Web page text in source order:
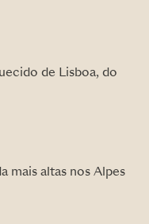
de Lisboa, do
mais altas nos Alpes